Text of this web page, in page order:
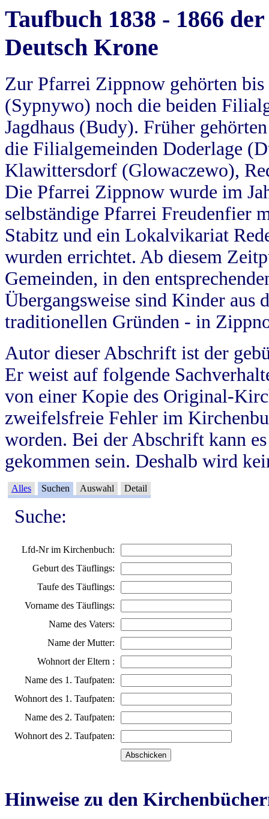
Taufbuch 1838 - 1866
Deutsch Krone
Zur Pfarrei Zippnow gehörten
(Sypnywo) noch die beiden
Jagdhaus (Budy). Früher
die Filialgemeinden Doderlage
Klawittersdorf (Glowaczewo),
Die Pfarrei Zippnow wurde im
selbständige Pfarrei Freudenfier
Stabitz und ein Lokalvikariat
wurden errichtet. Ab diesem
Gemeinden, in den
Übergangsweise sind Kinder aus
traditionellen Gründen - in
Autor dieser Abschrift ist der
Er weist auf folgende
von einer Kopie des Original-
zweifelsfreie Fehler im
worden. Bei der Abschrift kann
gekommen sein. Deshalb wird
Alles Suchen Auswahl Detail
Suche:
Lfd-Nr im Kirchenbuch:
Geburt des Täuflings:
Taufe des Täuflings:
Vorname des Täuflings:
Name des Vaters:
Name der Mutter:
Wohnort der Eltern :
Name des 1. Taufpaten:
Wohnort des 1. Taufpaten:
Name des 2. Taufpaten:
Wohnort des 2. Taufpaten:
Hinweise zu den